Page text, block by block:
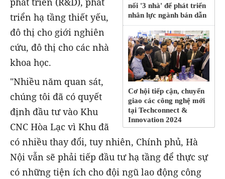
nối '3 nhà' để phát triển
nhân lực ngành bán dẫn
Cơ hội tiếp cận, chuyển
giao các công nghệ mới
tại Techconnect &
Innovation 2024
triển hạ tầng thiết yếu,
đô thị cho giới nghiên
cứu, đô thị cho các nhà
khoa học.
"Nhiều năm quan sát,
chúng tôi đã có quyết
định đầu tư vào Khu
CNC Hòa Lạc vì Khu đã
có nhiều thay đổi, tuy nhiên, Chính phủ, Hà
Nội vẫn sẽ phải tiếp đầu tư hạ tầng để thực sự
có những tiện ích cho đội ngũ lao động công